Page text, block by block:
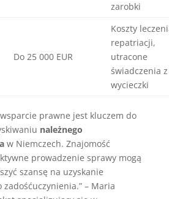
zarobki
Do 25 000 EUR
Koszty
repatriacji,
utracone
świadczenia z
wycieczki
prawne jest kluczem do
należnego
w Niemczech. Znajomość
prowadzenie sprawy mogą
szansę na uzyskanie
– Maria